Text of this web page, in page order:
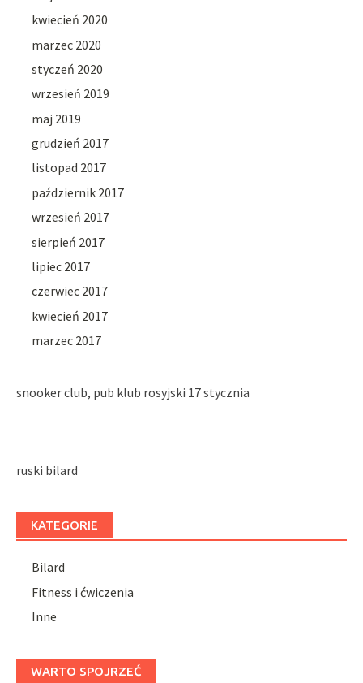
kwiecień 2020
marzec 2020
styczeń 2020
wrzesień 2019
maj 2019
grudzień 2017
listopad 2017
październik 2017
wrzesień 2017
sierpień 2017
lipiec 2017
czerwiec 2017
kwiecień 2017
marzec 2017
snooker club, pub klub rosyjski 17 stycznia
ruski bilard
KATEGORIE
Bilard
Fitness i ćwiczenia
Inne
WARTO SPOJRZEĆ